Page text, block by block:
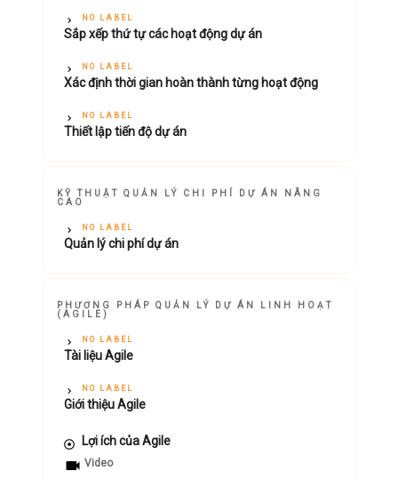
NO LABEL
Sắp xếp thứ tự các hoạt động dự án
NO LABEL
Xác định thời gian hoàn thành từng hoạt động
NO LABEL
Thiết lập tiến độ dự án
KỸ THUẬT QUẢN LÝ CHI PHÍ DỰ ÁN NÂNG
CAO
NO LABEL
Quản lý chi phí dự án
PHƯƠNG PHÁP QUẢN LÝ DỰ ÁN LINH HOẠT
(AGILE)
NO LABEL
Tài liệu Agile
NO LABEL
Giới thiệu Agile
Lợi ích của Agile
Video